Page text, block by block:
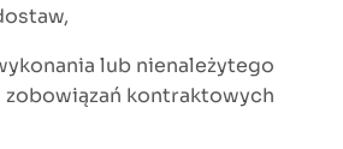
lub nienależytego
zobowiązań kontraktowych